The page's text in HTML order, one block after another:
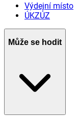
Výdejní místo
ÚKZÚZ
Může se hodit